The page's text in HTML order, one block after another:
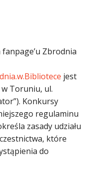
Zbrodnia
jest
Toruniu, ul.
Konkursy
regulaminu
zasady udziału
które
do